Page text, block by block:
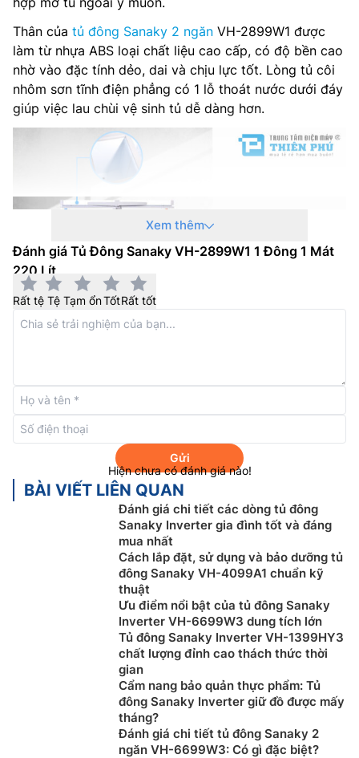
Thân của tủ đông Sanaky 2 ngăn VH-2899W1 được
làm từ nhựa ABS loại chất liệu cao cấp, có độ bền cao
nhờ vào đặc tính dẻo, dai và chịu lực tốt. Lòng tủ côi
nhôm sơn tĩnh điện phẳng có 1 lỗ thoát nước dưới đáy
giúp việc lau chùi vệ sinh tủ dễ dàng hơn.
chân tủ được thiết kế 4 bánh xe chịu lực dễ dàng di
chuyển.
Tủ đông Sanaky 2 ngăn 2 cánh VH-2899W1có dung
tích tổng là 280 lít và dung tích sử dụng là 220 lít. Bên
cạnh đó, tủ đông được trang bị dàn lạnh bằng đồng
cho khả năng làm lạnh nhanh và sâu hơn so với dàn
nhôm, cùng với quạt đảo nhiệt giúp hơi lạnh lan đều và
ổn định xung quanh tủ.
Xem thêm
Đánh giá Tủ Đông Sanaky VH-2899W1 1 Đông 1 Mát
220 Lít
Rất tệ Tệ Tạm ổnTốtRất tốt
Gửi
Hiện chưa có đánh giá nào!
BÀI VIẾT LIÊN QUAN
Đánh giá chi tiết các dòng tủ đông
Sanaky Inverter gia đình tốt và đáng
mua nhất
Cách lắp đặt, sử dụng và bảo dưỡng tủ
đông Sanaky VH-4099A1 chuẩn kỹ
thuật
Ưu điểm nổi bật của tủ đông Sanaky
Inverter VH-6699W3 dung tích lớn
Tủ đông Sanaky Inverter VH-1399HY3
chất lượng đỉnh cao thách thức thời
gian
Cẩm nang bảo quản thực phẩm: Tủ
đông Sanaky Inverter giữ đồ được mấy
tháng?
Đánh giá chi tiết tủ đông Sanaky 2
ngăn VH-6699W3: Có gì đặc biệt?